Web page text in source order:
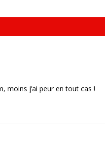
moins j’ai peur en tout cas !